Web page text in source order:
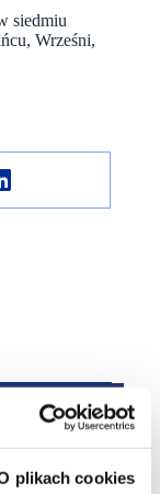
plikach cookies
siedmiu
Wrześni,